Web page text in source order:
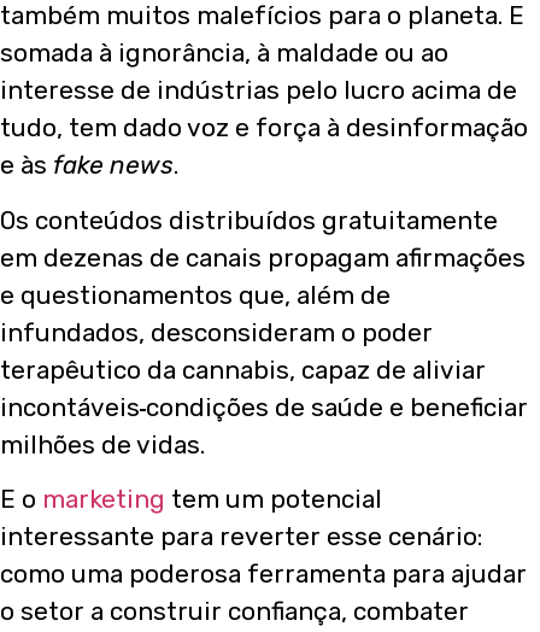
também muitos malefícios para o planeta. E
somada à ignorância, à maldade ou ao
interesse de indústrias pelo lucro acima de
tudo, tem dado voz e força à desinformação
e às fake news.
Os conteúdos distribuídos gratuitamente
em dezenas de canais propagam afirmações
e questionamentos que, além de
infundados, desconsideram o poder
terapêutico da cannabis, capaz de aliviar
incontáveis condições de saúde e beneficiar
milhões de vidas.
E o marketing tem um potencial
interessante para reverter esse cenário:
como uma poderosa ferramenta para ajudar
o setor a construir confiança, combater